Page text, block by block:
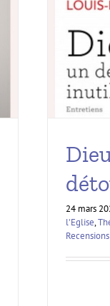
24 mars
l'Eglise,